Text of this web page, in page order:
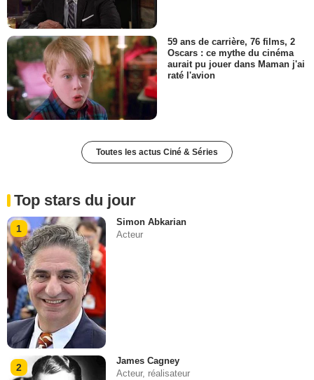
59 ans de carrière, 76 films, 2
Oscars : ce mythe du cinéma
aurait pu jouer dans Maman j'ai
raté l'avion
Toutes les actus Ciné & Séries
Top stars du jour
1
Simon Abkarian
Acteur
2
James Cagney
Acteur, réalisateur